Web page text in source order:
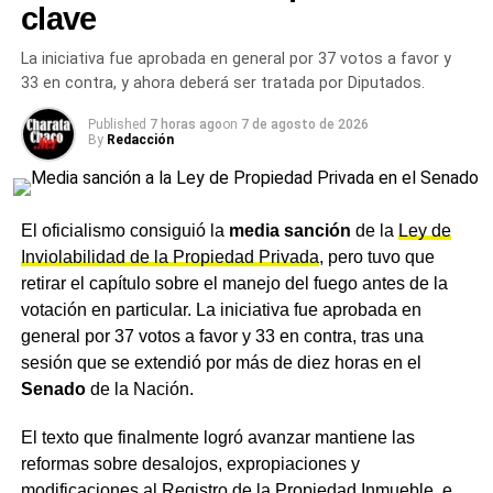
judicial. Como resguardo para los inquilinos, si se
relevante, como recibos de pago o la vigencia real del
contrato, podrá ser sancionado con una multa de hasta
diez veces el valor del último alquiler.
Cambios en expropiaciones y
regularización dominial
En materia deexpropiaciones, el proyecto establece
que la declaración de utilidad pública deberá
interpretarse de manera restrictiva y estar debidamente
fundamentada, fija un tope del 30% para la
indemnización por lucro cesante y dispone que la
transferencia definitiva del bien no podrá concretarse sin
el pago previo de la indemnización. También se
establece un límite de 60 días para las ocupaciones
temporales, prorrogable solo ante emergencias.
clave
La iniciativa fue aprobada en general por 37 votos a favor y
33 en contra, y ahora deberá ser tratada por Diputados.
Published 7 horas agoon 7 de agosto de 2026
By Redacción
El oficialismo consiguió la media sanción de la Ley de
Inviolabilidad de la Propiedad Privada, pero tuvo que
retirar el capítulo sobre el manejo del fuego antes de la
votación en particular. La iniciativa fue aprobada en
general por 37 votos a favor y 33 en contra, tras una
sesión que se extendió por más de diez horas en el
Senadode la Nación.
El texto que finalmente logró avanzar mantiene las
reformas sobre desalojos, expropiaciones y